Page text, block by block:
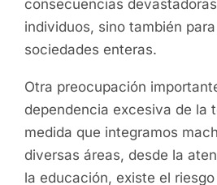
consecuencias
individuos, sino también
sociedades enteras.
Otra preocupación
dependencia excesiva de la
medida que integramos
diversas áreas, desde la
la educación, existe el